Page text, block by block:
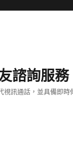
諮詢服務
訊通話，並具備即